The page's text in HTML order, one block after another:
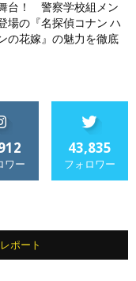
台！ 警察学校組メン
場の『名探偵コナン ハ
の花嫁』の魅力を徹底
ワー
43,835
フォロワー
ポート